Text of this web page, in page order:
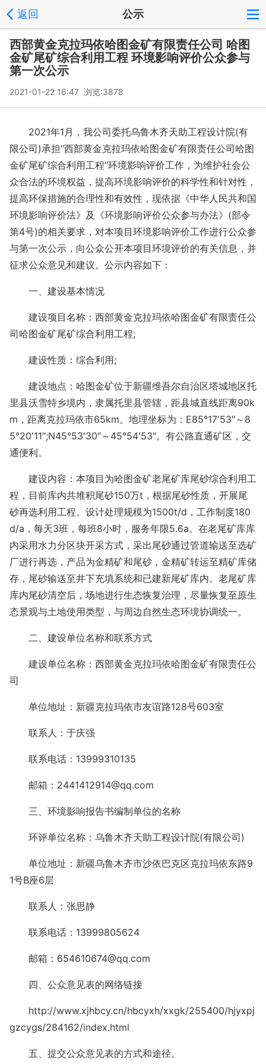
返回 公示
西部黄金克拉玛依哈图金矿有限责任公司 哈图
金矿尾矿综合利用工程 环境影响评价公众参与
第一次公示
2021-01-22 16:47 浏览:3878
2021年1月，我公司委托乌鲁木齐天助工程设计院(有
限公司)承担“西部黄金克拉玛依哈图金矿有限责任公司哈图
金矿尾矿综合利用工程”环境影响评价工作，为维护社会公
众合法的环境权益，提高环境影响评价的科学性和针对性，
提高环保措施的合理性和有效性，现依据《中华人民共和国
环境影响评价法》及《环境影响评价公众参与办法》(部令
第4号)的相关要求，对本项目环境影响评价工作进行公众参
与第一次公示，向公众公开本项目环境评价的有关信息，并
征求公众意见和建议。公示内容如下：
一、建设基本情况
建设项目名称：西部黄金克拉玛依哈图金矿有限责任公
司哈图金矿尾矿综合利用工程;
建设性质：综合利用;
建设地点：哈图金矿位于新疆维吾尔自治区塔城地区托
里县沃雪特乡境内，隶属托里县管辖，距县城直线距离90k
m，距离克拉玛依市65km。地理坐标为：E85°17′53″～8
5°20′11″;N45°53′30″～45°54′53″。有公路直通矿区，交
通便利。
建设内容：本项目为哈图金矿老尾矿库尾砂综合利用工
程，目前库内共堆积尾砂150万t，根据尾砂性质，开展尾
砂再选利用工程。设计处理规模为1500t/d，工作制度180
d/a，每天3班，每班8小时，服务年限5.6a。在老尾矿库库
内采用水力分区块开采方式，采出尾砂通过管道输送至选矿
厂进行再选，产品为金精矿和尾砂，金精矿转运至精矿库储
存，尾砂输送至井下充填系统和已建新尾矿库内。老尾矿库
库内尾砂清空后，场地进行生态恢复治理，尽量恢复至原生
态景观与土地使用类型，与周边自然生态环境协调统一。
二、建设单位名称和联系方式
建设单位名称：西部黄金克拉玛依哈图金矿有限责任公
司
单位地址：新疆克拉玛依市友谊路128号603室
联系人：于庆强
联系电话：13999310135
邮箱：2441412914@qq.com
三、环境影响报告书编制单位的名称
环评单位名称：乌鲁木齐天助工程设计院(有限公司)
单位地址：新疆乌鲁木齐市沙依巴克区克拉玛依东路9
1号B座6层
联系人：张思静
联系电话：13999805624
邮箱：654610674@qq.com
四、公众意见表的网络链接
http://www.xjhbcy.cn/hbcyxh/xxgk/255400/hjyxpj
gzcygs/284162/index.html
五、提交公众意见表的方式和途径。